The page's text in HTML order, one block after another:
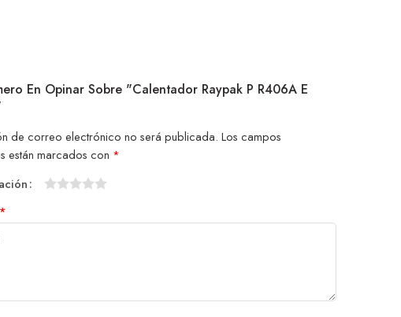
En Opinar Sobre "Calentador Raypak P R406A E
de correo electrónico no será publicada. Los campos
están marcados con *
*